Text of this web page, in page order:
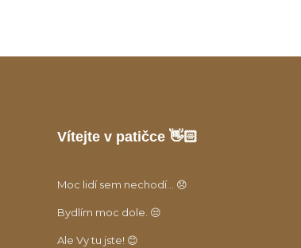
Vítejte v patičce 👋🏻
Moc lidí sem nechodí... 😞
Bydlím moc dole. 😒
Ale Vy tu jste! 😊